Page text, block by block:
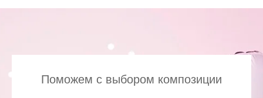
Поможем с выбором композиции